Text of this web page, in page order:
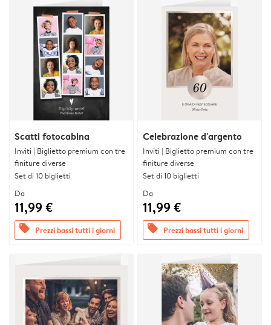
Scatti fotocabina
Inviti | Biglietto premium con tre
finiture diverse
Set di 10 biglietti
Da
11,99 €
offers Prezzi bassi tutti i giorni
Celebrazione d'argento
Inviti | Biglietto premium con tre
finiture diverse
Set di 10 biglietti
Da
11,99 €
offers Prezzi bassi tutti i giorni